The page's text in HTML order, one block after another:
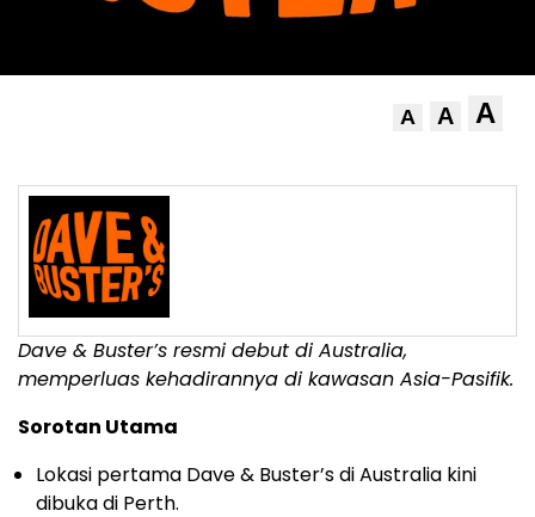
A A A
Dave & Buster’s resmi debut di Australia,
memperluas kehadirannya di kawasan Asia-Pasifik.
Sorotan Utama
Lokasi pertama Dave & Buster’s di Australia kini
dibuka di Perth.